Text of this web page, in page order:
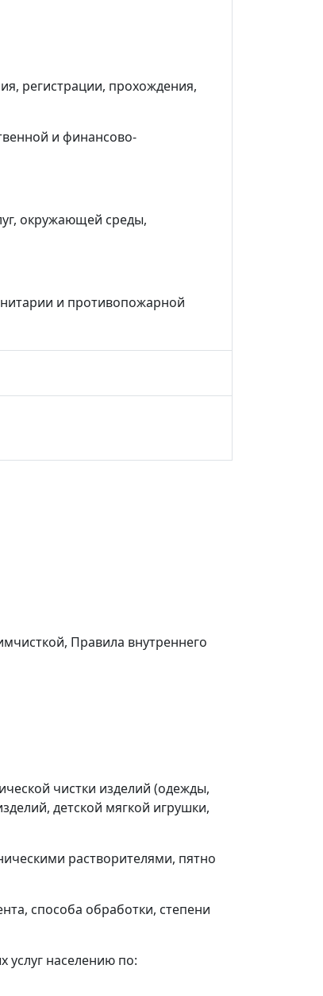
регистрации, прохождения,
и финансово-
окружающей среды,
и противопожарной
Правила внутреннего
чистки изделий (одежды,
детской мягкой игрушки,
растворителями, пятно
способа обработки, степени
услуг населению по: